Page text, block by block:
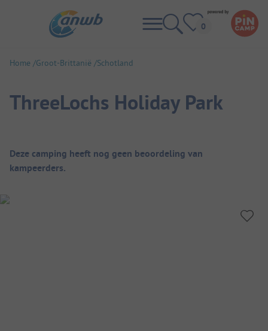
Home Groot-Brittanië Schotland
ThreeLochs Holiday Park
Camping overzicht
Deze camping heeft nog geen beoordeling van
kampeerders.